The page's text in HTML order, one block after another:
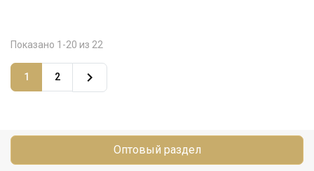
Показано 1-20 из 22
1 2 
Оптовый раздел